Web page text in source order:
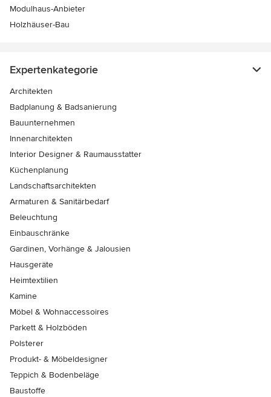
Modulhaus-Anbieter
Holzhäuser-Bau
Expertenkategorie
Architekten
Badplanung & Badsanierung
Bauunternehmen
Innenarchitekten
Interior Designer & Raumausstatter
Küchenplanung
Landschaftsarchitekten
Armaturen & Sanitärbedarf
Beleuchtung
Einbauschränke
Gardinen, Vorhänge & Jalousien
Hausgeräte
Heimtextilien
Kamine
Möbel & Wohnaccessoires
Parkett & Holzböden
Polsterer
Produkt- & Möbeldesigner
Teppich & Bodenbeläge
Baustoffe